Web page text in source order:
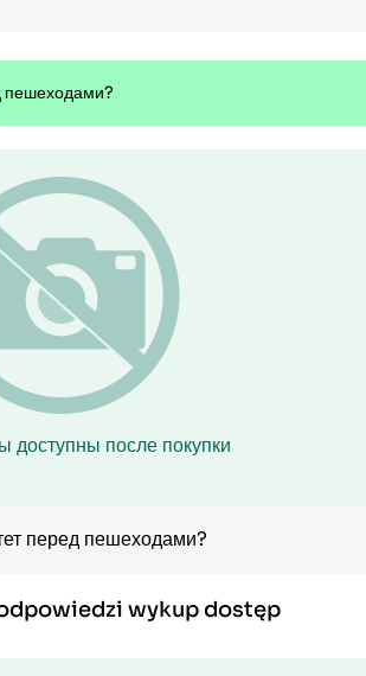
пешеходами?
после покупки
перед пешеходами?
wykup dostęp